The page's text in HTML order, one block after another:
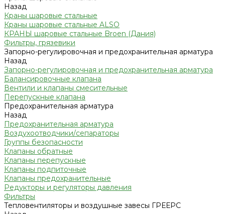
Назад
Краны шаровые стальные
Краны шаровые стальные ALSO
КРАНЫ шаровые стальные Broen (Дания)
Фильтры, грязевики
Запорно-регулировочная и предохранительная арматура
Назад
Запорно-регулировочная и предохранительная арматура
Балансировочные клапана
Вентили и клапаны смесительные
Перепускные клапана
Предохранительная арматура
Назад
Предохранительная арматура
Воздухоотводчики/сепараторы
Группы безопасности
Клапаны обратные
Клапаны перепускные
Клапаны подпиточные
Клапаны предохранительные
Редукторы и регуляторы давления
Фильтры
Тепловентиляторы и воздушные завесы ГРЕЕРС